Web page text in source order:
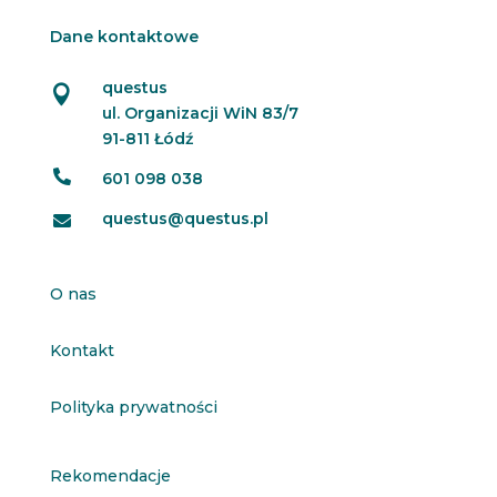
Dane kontaktowe

questus
ul. Organizacji WiN 83/7
91-811 Łódź
 601 098 038
 questus@questus.pl
O nas
Kontakt
Polityka prywatności
Rekomendacje